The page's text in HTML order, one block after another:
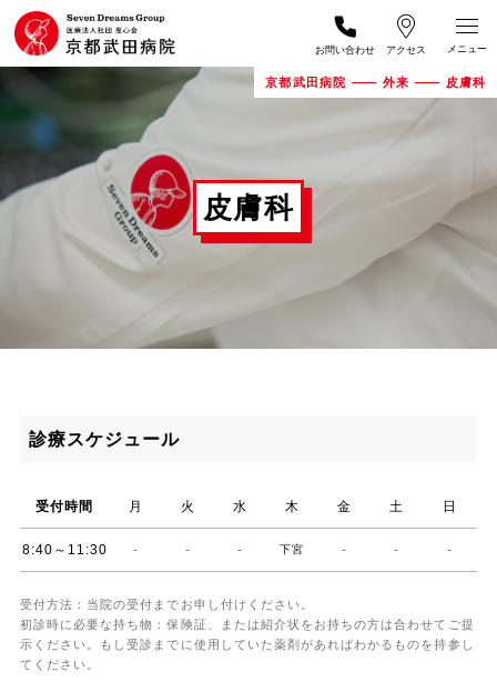
お問い合わせ アクセス
京都武田病院 外来 皮膚科
皮膚科
診療スケジュール
受付時間 月 火 水 木 金 土 日
8:40～11:30 - - - 下宮 - - -
受付方法：当院の受付までお申し付けください。
初診時に必要な持ち物：保険証、または紹介状をお持ちの方は合わせてご提
示ください。もし受診までに使用していた薬剤があればわかるものを持参し
てください。